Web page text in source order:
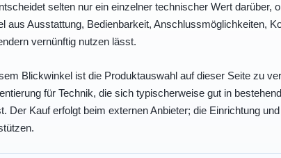
selten nur ein einzelner technischer Wert
aus Ausstattung, Bedienbarkeit, Anschlussmöglichkeiten,
vernünftig nutzen lässt.
Blickwinkel ist die Produktauswahl auf dieser Seite zu
für Technik, die sich typischerweise gut in
Der Kauf erfolgt beim externen Anbieter; die Einrichtung